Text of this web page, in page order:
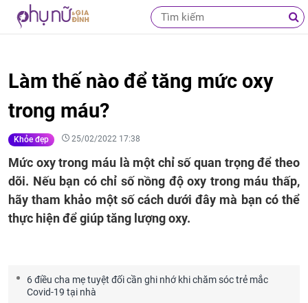
Làm thế nào để tăng mức oxy
trong máu?
Khỏe đẹp 25/02/2022 17:38
Mức oxy trong máu là một chỉ số quan trọng để theo
dõi. Nếu bạn có chỉ số nồng độ oxy trong máu thấp,
hãy tham khảo một số cách dưới đây mà bạn có thể
thực hiện để giúp tăng lượng oxy.
6 điều cha mẹ tuyệt đối cần ghi nhớ khi chăm sóc trẻ mắc
Covid-19 tại nhà